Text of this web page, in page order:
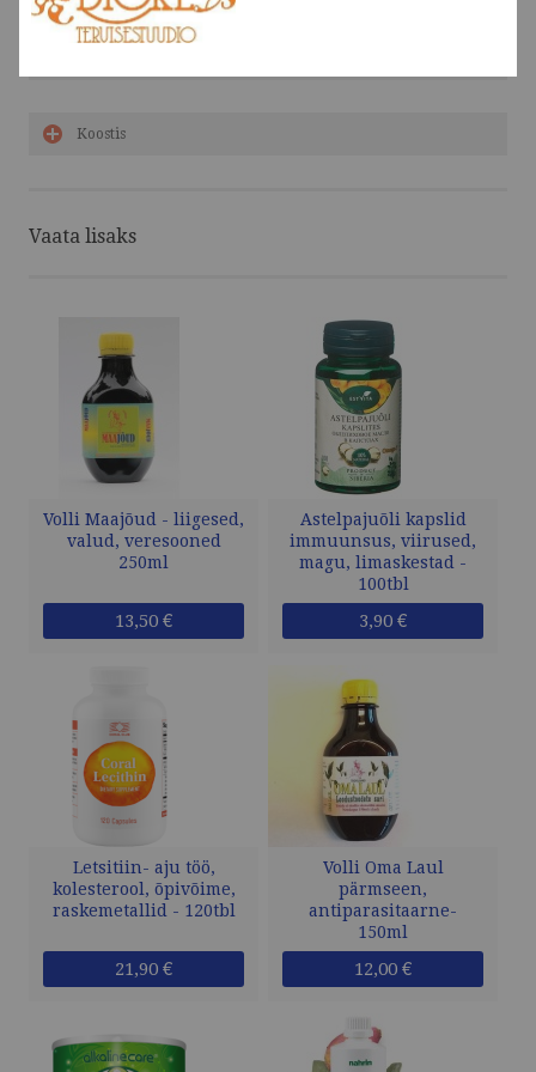
Koostis
Vaata lisaks
Volli Maajõud - liigesed,
valud, veresooned
250ml
13,50 €
Astelpajuõli kapslid
immuunsus, viirused,
magu, limaskestad -
100tbl
3,90 €
Letsitiin- aju töö,
kolesterool, õpivõime,
raskemetallid - 120tbl
21,90 €
Volli Oma Laul
pärmseen,
antiparasitaarne-
150ml
12,00 €